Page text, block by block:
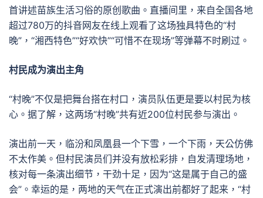
首讲述苗族生活习俗的原创歌曲。直播间里，来自全国各地
超过780万的抖音网友在线上观看了这场独具特色的“村
晚”，“湘西特色”“好欢快”“可惜不在现场”等弹幕不时刷过。
村民成为演出主角
“村晚”不仅是把舞台搭在村口，演员队伍更是要以村民为核
心。据了解，这两场“村晚”共有近200位村民参与演出。
演出前一天，临汾和凤凰县一个下雪，一个下雨，天公仿佛
不太作美。但村民演员们并没有放松彩排，自发清理场地，
核对每一条演出细节，干劲十足，因为“这是属于自己的盛
会”。幸运的是，两地的天气在正式演出前都好了起来，“村